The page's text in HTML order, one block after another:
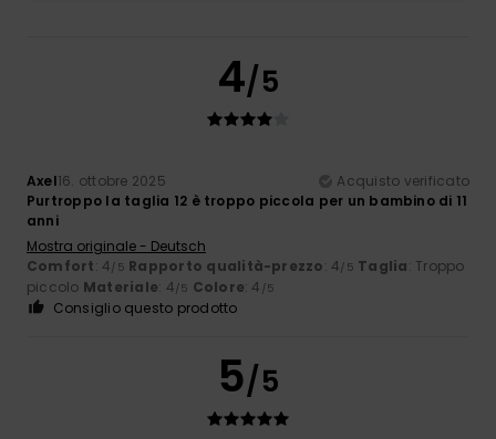
4/5
Axel16. ottobre 2025
Acquisto verificato
Purtroppo la taglia 12 è troppo piccola per un bambino di 11
anni
Mostra originale - Deutsch
Comfort: 4/5 Rapporto qualità-prezzo: 4/5 Taglia: Troppo
piccolo Materiale: 4/5 Colore: 4 /5
Consiglio questo prodotto
5/5